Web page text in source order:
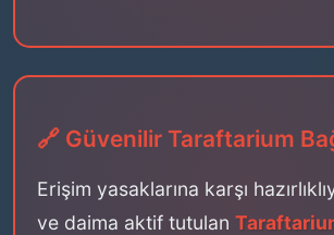
🔗 Güvenilir Taraftarium
Erişim yasaklarına karşı
ve daima aktif tutulan